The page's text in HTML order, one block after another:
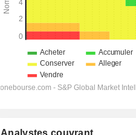
Analystes couvrant